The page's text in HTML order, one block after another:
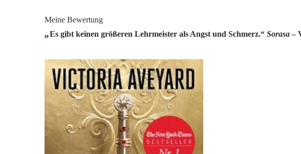
Meine Bewertung
„Es gibt keinen größeren Lehrmeister als Angst und Schmerz.“ Sorasa–